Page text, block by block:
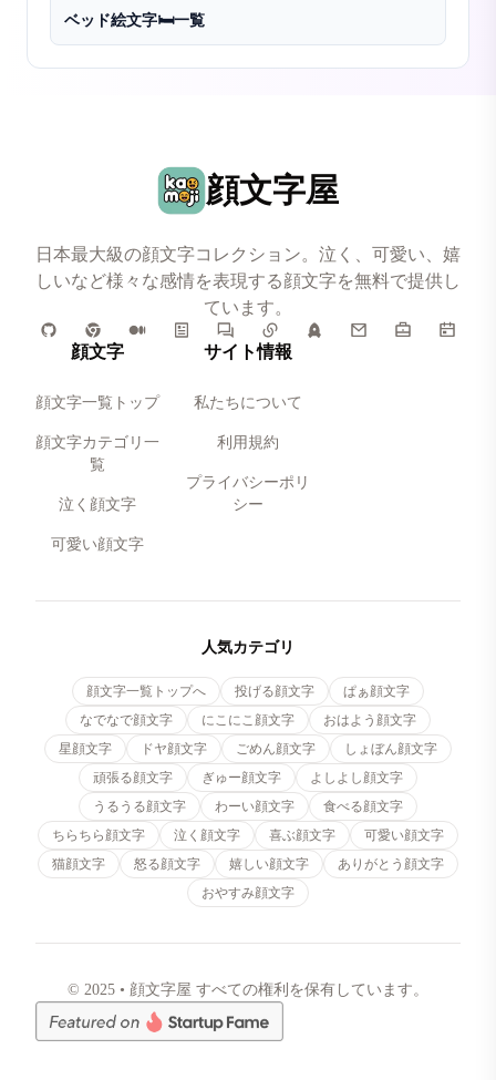
ベッド絵文字🛏️一覧
顔文字屋
日本最大級の顔文字コレクション。泣く、可愛い、嬉
しいなど様々な感情を表現する顔文字を無料で提供し
ています。
顔文字
顔文字一覧トップ
顔文字カテゴリ一
覧
泣く顔文字
可愛い顔文字
サイト情報
私たちについて
利用規約
プライバシーポリ
シー
人気カテゴリ
顔文字一覧トップへ 投げる顔文字
ぱぁ顔文字
なでなで顔文字
にこにこ顔文字
おはよう顔文字
星顔文字
ドヤ顔文字 ごめん顔文字
しょぼん顔文字
頑張る顔文字
ぎゅー顔文字
よしよし顔文字
うるうる顔文字
わーい顔文字
食べる顔文字
ちらちら顔文字
泣く顔文字 喜ぶ顔文字
可愛い顔文字
猫顔文字
怒る顔文字 嬉しい顔文字
ありがとう顔文字
おやすみ顔文字
© 2025 • 顔文字屋 すべての権利を保有しています。